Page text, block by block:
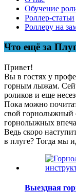
Обучение
Роллер-статьи
Роллеру на
Что ещё за
Привет!
Вы в гостях у
горным лыжам.
роликов и еще
Пока можно
свой горнолыжный
горнолыжных
Ведь скоро
в плуге? Тогда мы
Выездная